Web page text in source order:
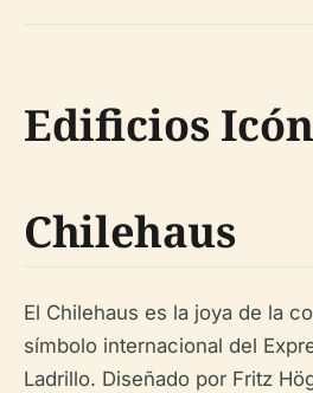
Edificios
Chilehaus
El Chilehaus es la joya de la
símbolo internacional del
Ladrillo. Diseñado por Fritz